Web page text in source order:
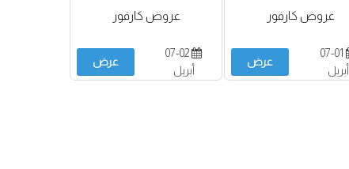
عروض كارفور
07-01
أبريل
عرض
عروض كارفور
07-02
أبريل
عرض